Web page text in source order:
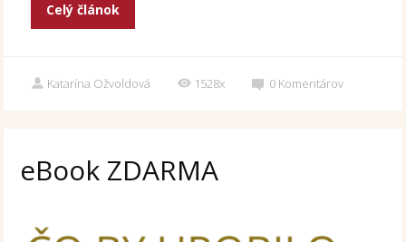
Celý článok
Katarína Ožvoldová 1528x 0 Komentárov
eBook ZDARMA